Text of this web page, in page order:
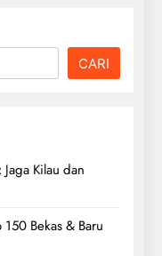
CARI
Kilau dan
Bekas & Baru